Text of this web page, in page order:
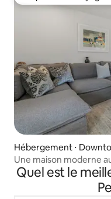
Hébergement ⋅
Une maison moderne
Quel est le